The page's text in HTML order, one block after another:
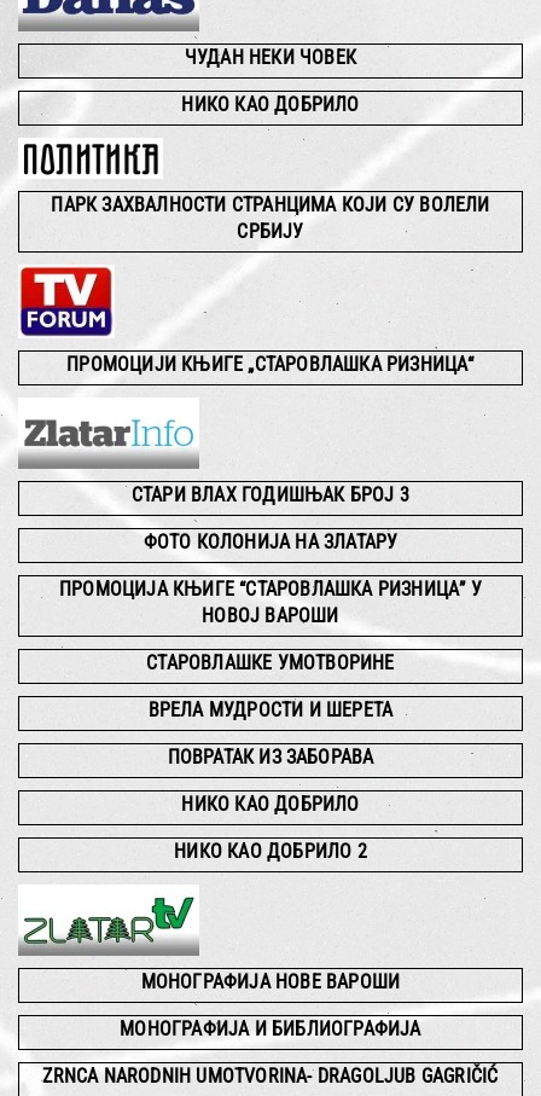
ЧУДАН НЕКИ ЧОВЕК
НИКО КАО ДОБРИЛО
ПАРК ЗАХВАЛНОСТИ СТРАНЦИМА КОЈИ СУ ВОЛЕЛИ
СРБИЈУ
ПРОМОЦИЈИ КЊИГЕ „СТАРОВЛАШКА РИЗНИЦА“
СТАРИ ВЛАХ ГОДИШЊАК БРОЈ 3
ФОТО КОЛОНИЈА НА ЗЛАТАРУ
ПРОМОЦИЈА КЊИГЕ “СТАРОВЛАШКА РИЗНИЦА” У
НОВОЈ ВАРОШИ
СТАРОВЛАШКЕ УМОТВОРИНЕ
ВРЕЛА МУДРОСТИ И ШЕРЕТА
ПОВРАТАК ИЗ ЗАБОРАВА
НИКО КАО ДОБРИЛО
НИКО КАО ДОБРИЛО 2
МОНОГРАФИЈА НОВЕ ВАРОШИ
МОНОГРАФИЈА И БИБЛИОГРАФИЈА
ZRNCA NARODNIH UMOTVORINA- DRAGOLJUB GAGRIČIĆ